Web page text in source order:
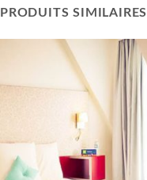
PRODUITS SIMILAIRES